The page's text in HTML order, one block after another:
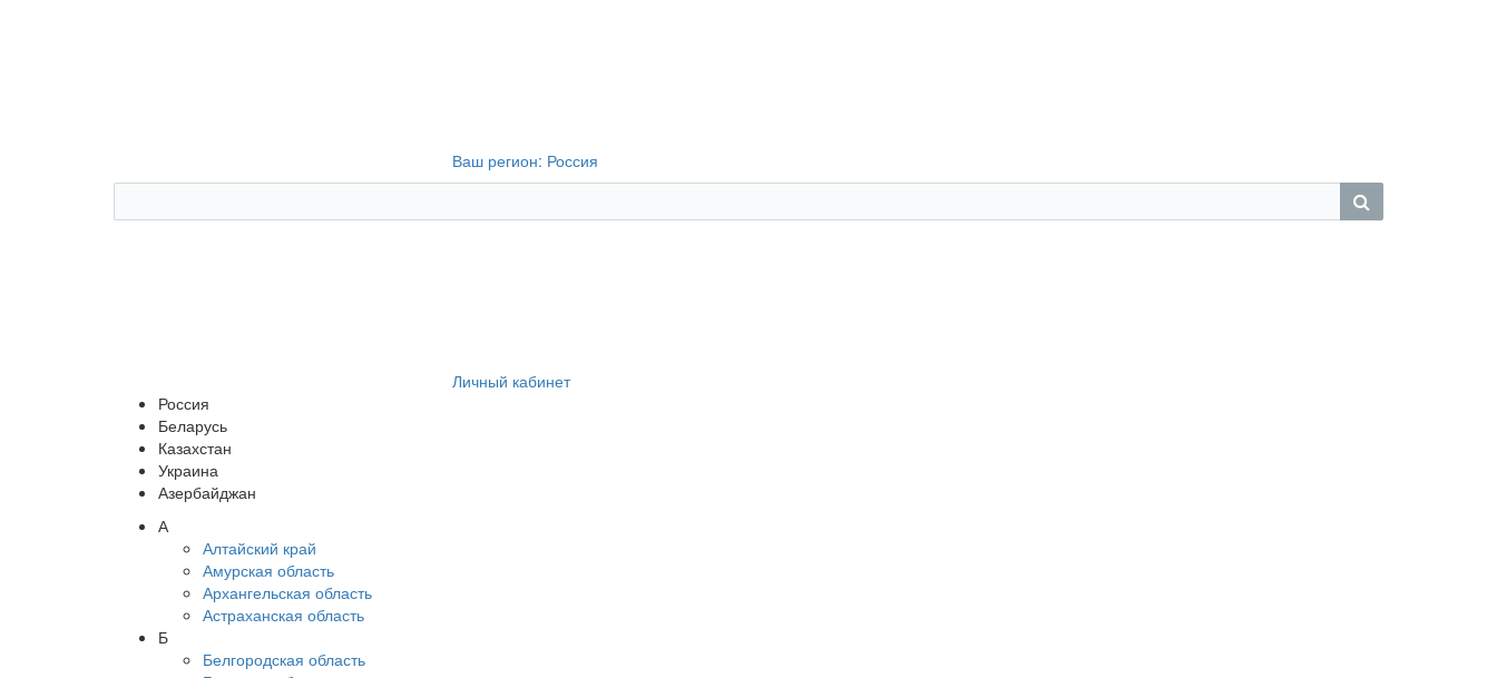
Ваш регион: Россия
Личный кабинет
Россия
Беларусь
Казахстан
Украина
Азербайджан
А
Алтайский край
Амурская область
Архангельская область
Астраханская область
Б
Белгородская область